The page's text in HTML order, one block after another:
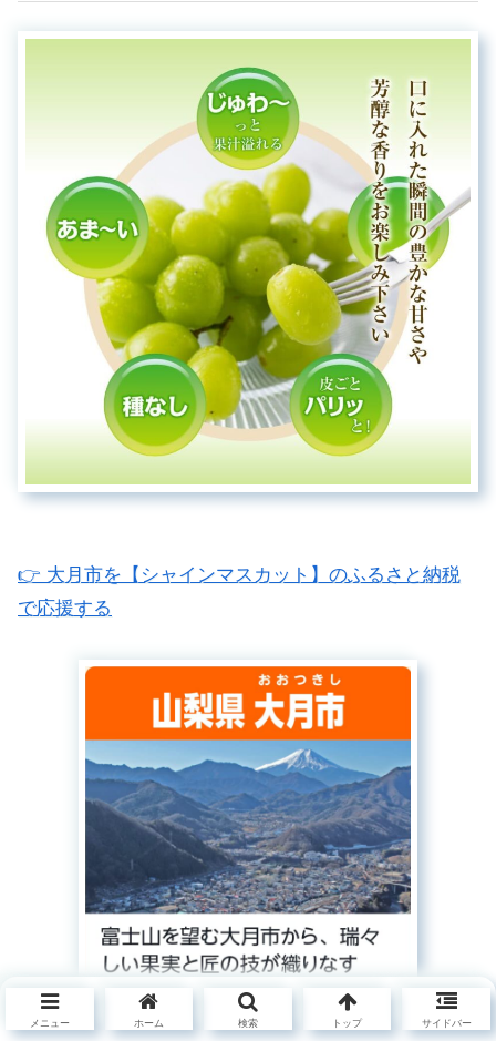
👉 大月市を【シャインマスカット】のふるさと納税
で応援する
メニュー ホーム 検索 トップ サイドバー